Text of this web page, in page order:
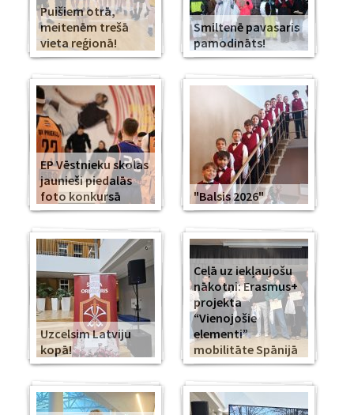
Puišiem otrā,
meitenēm trešā
vieta reģionā!
Smiltenē pavasaris
pamodināts!
EP Vēstnieku skolas
jaunieši piedalās
foto konkursā
"Balsis 2026"
Uzcelsim Latviju
kopā!
Ceļā uz iekļaujošu
nākotni: Erasmus+
projekta
“Vienojošie
elementi”
mobilitāte Spānijā